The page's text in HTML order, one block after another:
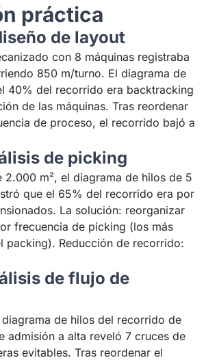
práctica
de layout
con 8 máquinas registraba
850 m/turno. El diagrama de
40% del recorrido era backtracking
de las máquinas. Tras reordenar
de proceso, el recorrido bajó a
de picking
2.000 m², el diagrama de hilos de 5
que el 65% del recorrido era por
La solución: reorganizar
frecuencia de picking (los más
packing). Reducción de recorrido:
de flujo de
de hilos del recorrido de
admisión a alta reveló 7 cruces de
evitables. Tras reordenar el